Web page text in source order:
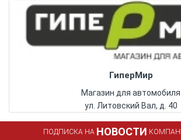
ГиперМир
Магазин для автомобиля
ул. Литовский Вал, д. 40
ПОДПИСКА НА НОВОСТИ